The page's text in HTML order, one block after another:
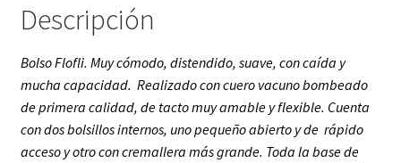
Descripción
Bolso Flofli. Muy cómodo, distendido, suave, con caída y
mucha capacidad. Realizado con cuero vacuno bombeado
de primera calidad, de tacto muy amable y flexible. Cuenta
con dos bolsillos internos, uno pequeño abierto y de rápido
acceso y otro con cremallera más grande. Toda la base de